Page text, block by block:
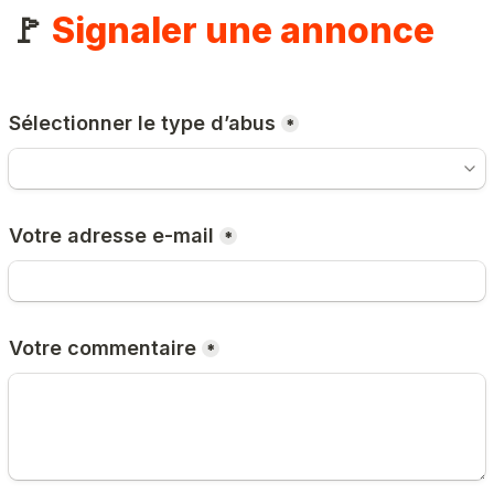
🚩 Signaler une annonce
Sélectionner le type d’abus *
Votre adresse e-mail *
Votre commentaire *